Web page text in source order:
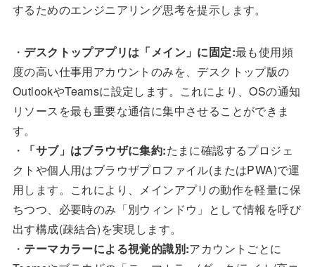
するためのエンジニアリング思考を提示します。
・ デスクトップアプリは「メイン」に固定:最も使用頻
度の高い仕事用アカウントのみを、デスクトップ版の
OutlookやTeamsに設定します。これにより、OSの通知
リソースを最も重要な通信に集中させることができま
す。
・
「サブ」はブラウザに集約:たまに確認するプロジェ
クトや個人用はブラウザプロファイル(またはPWA)で運
用します。これにより、メインアプリの動作を軽量に保
ちつつ、必要時のみ「別ウィンドウ」として情報を呼び
出す構成(疎結合)を実現します。
・ テーマカラーによる視覚的識別:アカウントごとに